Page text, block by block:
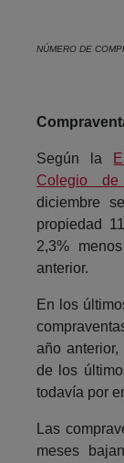
NÚMERO DE
Según la
Colegio de
diciembre
propiedad
2,3%
anterior.
En los
año
de los
todavía por
Las
meses